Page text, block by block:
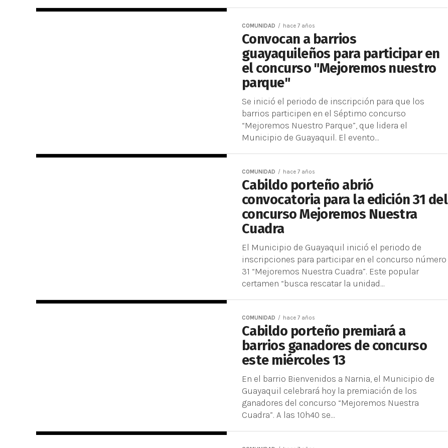
COMUNIDAD hace 7 años
Convocan a barrios
guayaquileños para participar en
el concurso "Mejoremos nuestro
parque"
Se inició el periodo de inscripción para que los
barrios participen en el Séptimo concurso
“Mejoremos Nuestro Parque”, que lidera el
Municipio de Guayaquil. El evento...
COMUNIDAD hace 7 años
Cabildo porteño abrió
convocatoria para la edición 31 del
concurso Mejoremos Nuestra
Cuadra
El Municipio de Guayaquil inició el periodo de
inscripciones para participar en el concurso número
31 “Mejoremos Nuestra Cuadra”. Este popular
certamen “busca rescatar la unidad...
COMUNIDAD hace 7 años
Cabildo porteño premiará a
barrios ganadores de concurso
este miércoles 13
En el barrio Bienvenidos a Narnia, el Municipio de
Guayaquil celebrará hoy la premiación de los
ganadores del concurso “Mejoremos Nuestra
Cuadra”. A las 10h40 se...